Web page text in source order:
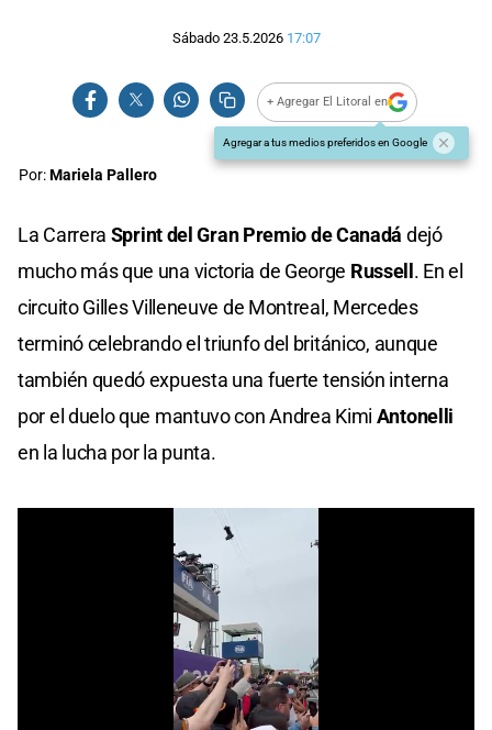
Sábado 23.5.2026 17:07
+ Agregar El Litoral en
Agregar a tus medios preferidos en Google
Por:Mariela Pallero
La Carrera Sprint del Gran Premio de Canadá dejó
mucho más que una victoria de George Russell. En el
circuito Gilles Villeneuve de Montreal, Mercedes
terminó celebrando el triunfo del británico, aunque
también quedó expuesta una fuerte tensión interna
por el duelo que mantuvo con Andrea Kimi Antonelli
en la lucha por la punta.